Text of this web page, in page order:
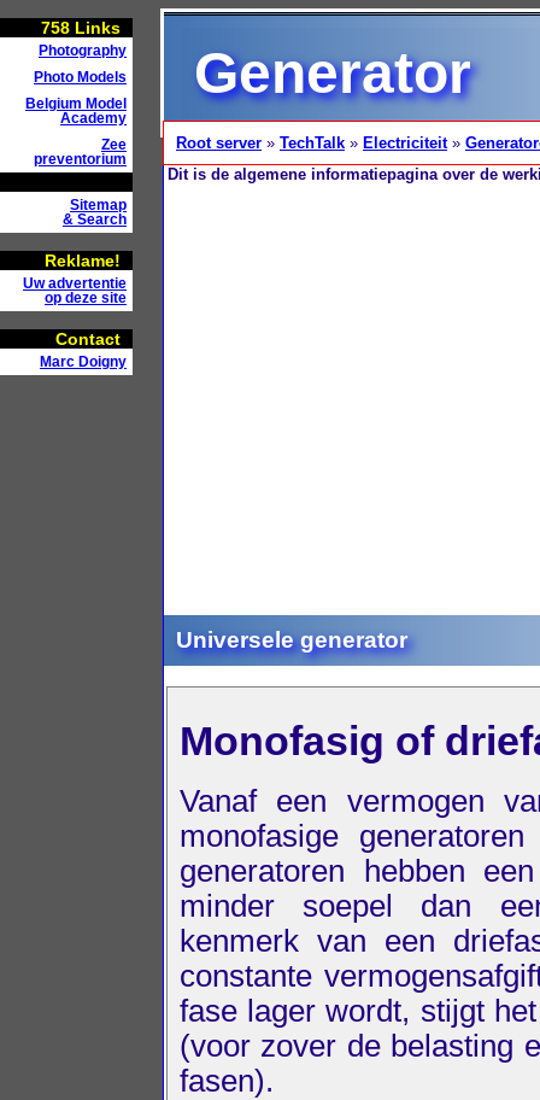
758 Links
Photography
Photo Models
Belgium Model
Academy
Zee
preventorium
Sitemap
& Search
Reklame!
Uw advertentie
op deze site
Contact
Marc Doigny
Generator
Root server » TechTalk » Electriciteit»
Dit is de algemene informatiepagina over de
Universele generator
Monofasig of
Vanaf een vermogen
monofasige
generatoren hebben
minder soepel dan
kenmerk van een
constante
fase lager wordt, stijgt
(voor zover de belasting
fasen).